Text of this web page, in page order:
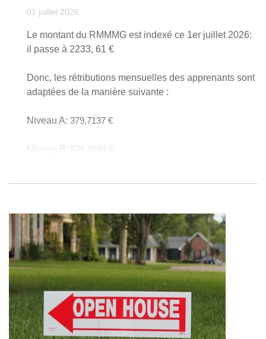
01 juillet 2026
Le montant du RMMMG est indexé ce 1er juillet 2026:
il passe à 2233, 61 €
Donc, les rétributions mensuelles des apprenants sont
adaptées de la manière suivante :
Niveau A: 379,7137 €
Niveau B: 536,0664 €